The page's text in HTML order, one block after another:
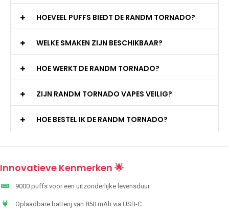
HOEVEEL PUFFS BIEDT DE RANDM TORNADO?
WELKE SMAKEN ZIJN BESCHIKBAAR?
HOE WERKT DE RANDM TORNADO?
ZIJN RANDM TORNADO VAPES VEILIG?
HOE BESTEL IK DE RANDM TORNADO?
Innovatieve Kenmerken 🌟
9000 puffs voor een uitzonderlijke levensduur.
Oplaadbare batterij van 850 mAh via USB-C.